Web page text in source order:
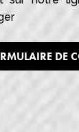
DE